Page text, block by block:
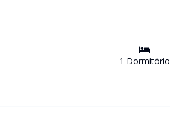
1 Dormitório